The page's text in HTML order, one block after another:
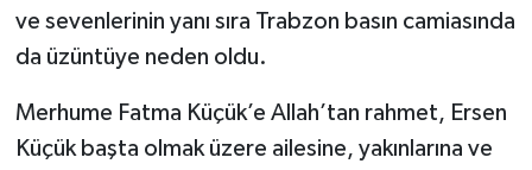
ve sevenlerinin yanı sıra Trabzon basın camiasında
da üzüntüye neden oldu.
Merhume Fatma Küçük’e Allah’tan rahmet, Ersen
Küçük başta olmak üzere ailesine, yakınlarına ve